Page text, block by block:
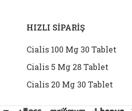
HIZLI SİPARİŞ
Cialis 100 Mg 30 Tablet
Cialis 5 Mg 28 Tablet
Cialis 20 Mg 30 Tablet